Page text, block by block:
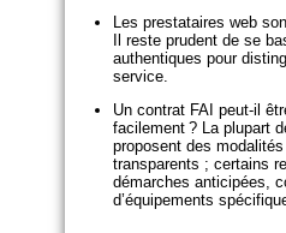
Les prestataires web
Il reste prudent de se
authentiques pour
service.
Un contrat FAI peut-il
facilement ? La plupart
proposent des
transparents ; certains
démarches anticipées,
d’équipements